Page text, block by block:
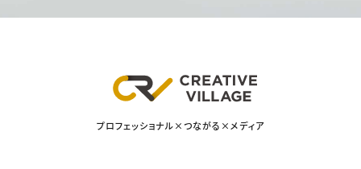
プロフェッショナル×つながる×メディア